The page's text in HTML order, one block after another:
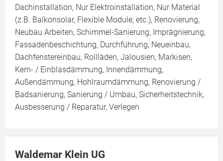
Dachinstallation, Nur Elektroinstallation, Nur Material
(z.B. Balkonsolar, Flexible Module, etc.), Renovierung,
Neubau Arbeiten, Schimmel-Sanierung, Imprägnierung,
Fassadenbeschichtung, Durchführung, Neueinbau,
Dachfenstereinbau, Rollläden, Jalousien, Markisen,
Kern- / Einblasdämmung, Innendämmung,
Außendämmung, Hohlraumdämmung, Renovierung /
Badsanierung, Sanierung / Umbau, Sicherheitstechnik,
Ausbesserung / Reparatur, Verlegen
Waldemar Klein UG